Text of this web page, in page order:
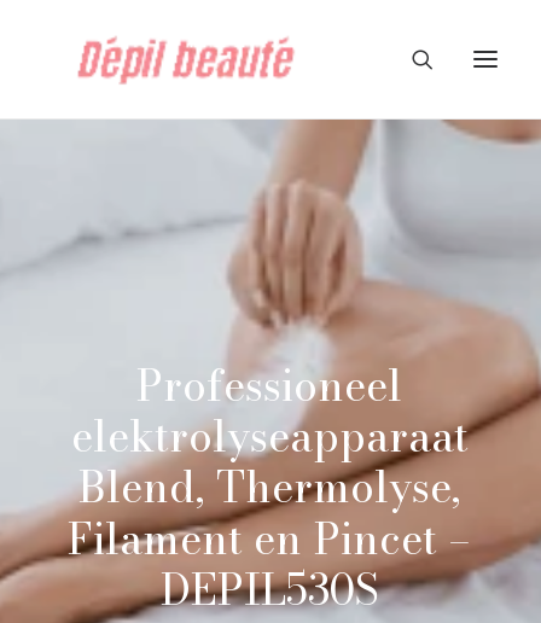
Professioneel
elektrolyseapparaat
Blend, Thermolyse,
Filamenten Pincet–
DEPIL530S